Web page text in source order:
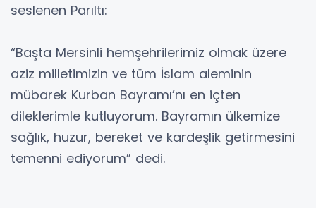
seslenen Parıltı:
“Başta Mersinli hemşehrilerimiz olmak üzere
aziz milletimizin ve tüm İslam aleminin
mübarek Kurban Bayramı’nı en içten
dileklerimle kutluyorum. Bayramın ülkemize
sağlık, huzur, bereket ve kardeşlik getirmesini
temenni ediyorum” dedi.